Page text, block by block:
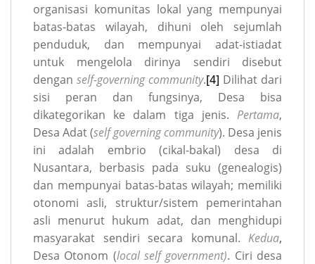
organisasi komunitas lokal yang mempunyai
batas-batas wilayah, dihuni oleh sejumlah
penduduk, dan mempunyai adat-istiadat
untuk mengelola dirinya sendiri disebut
dengan self-governing community.[4] Dilihat dari
sisi peran dan fungsinya, Desa bisa
dikategorikan ke dalam tiga jenis. Pertama,
Desa Adat (self governing community). Desa jenis
ini adalah embrio (cikal-bakal) desa di
Nusantara, berbasis pada suku (genealogis)
dan mempunyai batas-batas wilayah; memiliki
otonomi asli, struktur/sistem pemerintahan
asli menurut hukum adat, dan menghidupi
masyarakat sendiri secara komunal. Kedua,
Desa Otonom (local self government). Ciri desa